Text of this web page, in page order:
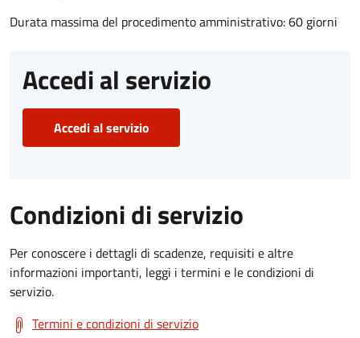
Durata massima del procedimento amministrativo: 60 giorni
Accedi al servizio
Accedi al servizio
Condizioni di servizio
Per conoscere i dettagli di scadenze, requisiti e altre
informazioni importanti, leggi i termini e le condizioni di
servizio.
Termini e condizioni di servizio